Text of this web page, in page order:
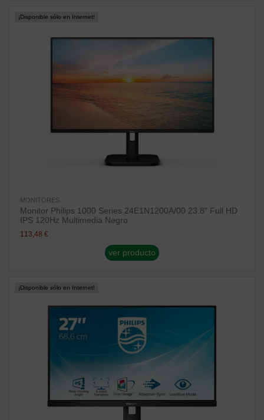
¡Disponible sólo en Internet!
MONITORES
Monitor Philips 1000 Series 24E1N1200A/00 23.8" Full HD
IPS 120Hz Multimedia Negro
113,48 €
ver producto
¡Disponible sólo en Internet!